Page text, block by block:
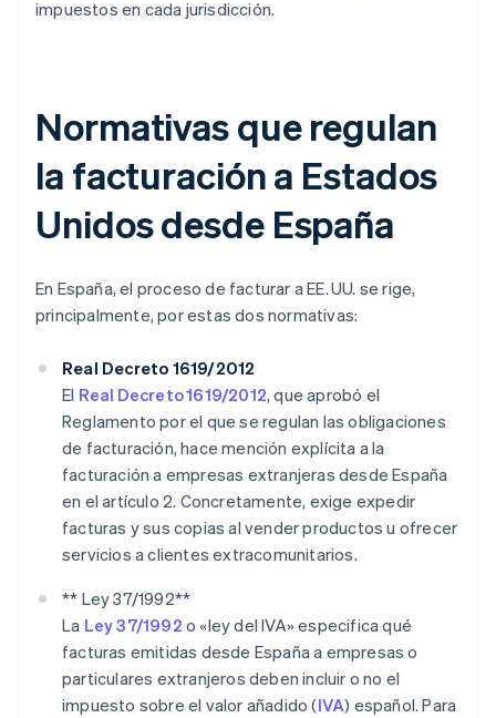
impuestos en cada jurisdicción.
Normativas que regulan
la facturación a Estados
Unidos desde España
En España, el proceso de facturar a EE. UU. se rige,
principalmente, por estas dos normativas:
Real Decreto 1619/2012
El Real Decreto 1619/2012, que aprobó el
Reglamento por el que se regulan las obligaciones
de facturación, hace mención explícita a la
facturación a empresas extranjeras desde España
en el artículo 2. Concretamente, exige expedir
facturas y sus copias al vender productos u ofrecer
servicios a clientes extracomunitarios.
** Ley 37/1992**
La Ley 37/1992 o «ley del IVA» especifica qué
facturas emitidas desde España a empresas o
particulares extranjeros deben incluir o no el
impuesto sobre el valor añadido (IVA) español. Para